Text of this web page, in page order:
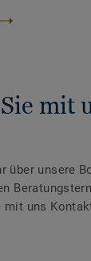
mit
über unsere
mit uns